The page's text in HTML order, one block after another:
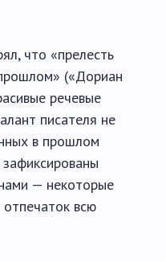
что «прелесть
(«Дориан
речевые
писателя не
в прошлом
— некоторые
отпечаток всю